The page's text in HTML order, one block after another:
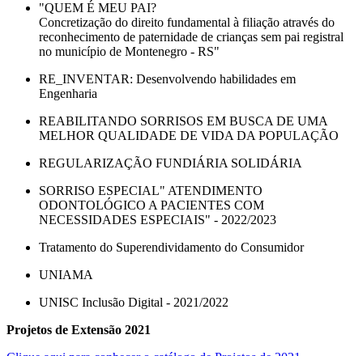
"QUEM É MEU PAI?
Concretização do direito fundamental à filiação através do
reconhecimento de paternidade de crianças sem pai registral
no município de Montenegro - RS"
RE_INVENTAR: Desenvolvendo habilidades em
Engenharia
REABILITANDO SORRISOS EM BUSCA DE UMA
MELHOR QUALIDADE DE VIDA DA POPULAÇÃO
REGULARIZAÇÃO FUNDIÁRIA SOLIDÁRIA
SORRISO ESPECIAL" ATENDIMENTO
ODONTOLÓGICO A PACIENTES COM
NECESSIDADES ESPECIAIS" - 2022/2023
Tratamento do Superendividamento do Consumidor
UNIAMA
UNISC Inclusão Digital - 2021/2022
Projetos de Extensão 2021